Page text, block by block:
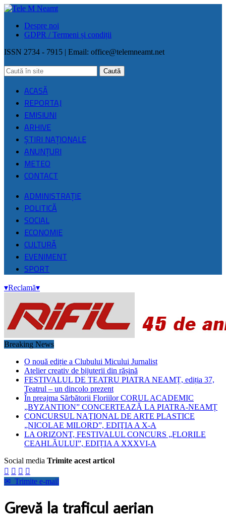
Despre noi
GDPR / Termeni și condiții
ISSN 2734 - 7915 | Email: office@telemneamt.net
ACASĂ
REPORTAJ
EMISIUNI
ARHIVE
ŞTIRI NAŢIONALE
ANUNȚURI
METEO
CONTACT
ADMINISTRAȚIE
POLITICĂ
SOCIAL
ECONOMIE
CULTURĂ
EVENIMENT
SPORT
▾Reclamă▾
Breaking News
O nouă ediție a Clubului Micului Jurnalist
Atelier creativ de bijuterii din rășină
FESTIVALUL DE TEATRU PIATRA NEAMȚ, ediția 37,
Teatrul – un dincolo prezent
În preajma Sărbătorii Floriilor CORUL ACADEMIC
„BYZANTION” CONCERTEAZĂ LA PIATRA-NEAMȚ
CONCURSUL NAŢIONAL DE ARTE PLASTICE
„NICOLAE MILORD”, EDIŢIA A X-A
LA ORIZONT, FESTIVALUL CONCURS „FLORILE
CEAHLĂULUI”, EDIȚIA A XXXVI-A
Social media Trimite acest articol
   
✉ Trimite e-mail
Grevă la traficul aerian